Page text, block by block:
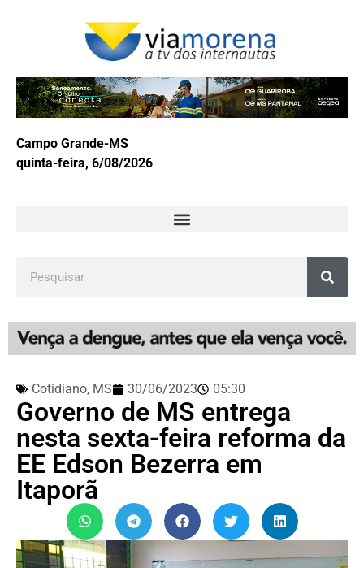
Campo Grande-MS
quinta-feira, 6/08/2026
Cotidiano, MS 30/06/2023 05:30
Governo de MS entrega
nesta sexta-feira reforma da
EE Edson Bezerra em
Itaporã